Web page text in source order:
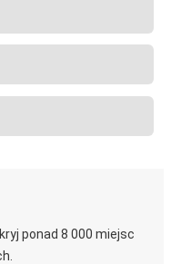
ponad 8 000 miejsc